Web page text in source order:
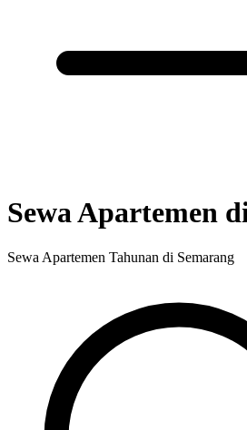
Sewa Apartemen
Sewa Apartemen Tahunan di Semarang